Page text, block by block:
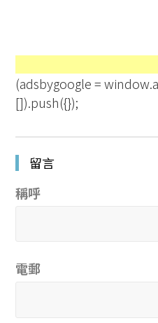
(adsbygoogle =
[]).push({});
留言
稱呼
電郵